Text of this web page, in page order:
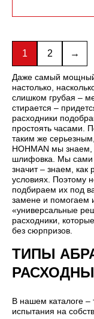
1 2 →
Даже самый мощный
настолько,
слишком грубая –
стирается –
расходники
простоять часами.
таким же
HOHMAN мы
шлифовка. Мы сами
значит – знаем, как
условиях. Поэтому
подбираем их под
замене и помогаем
«универсальные
расходники,
без сюрпризов.
ТИПЫ
В нашем каталоге –
испытания на